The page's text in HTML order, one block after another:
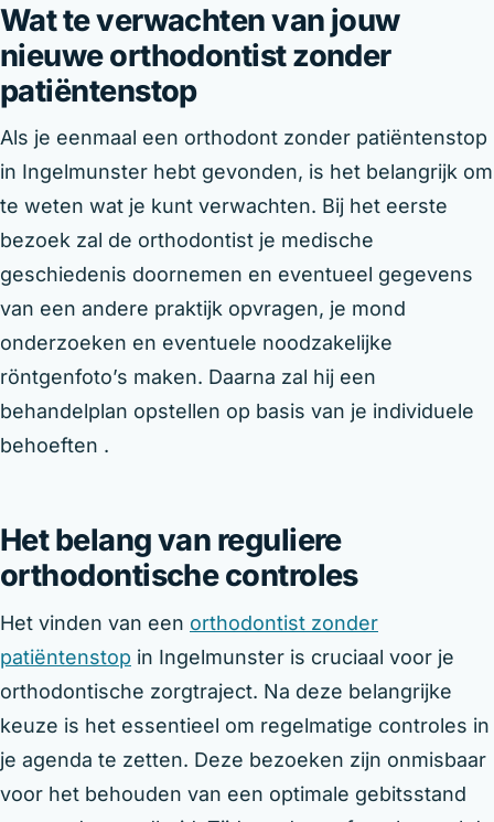
Wat te verwachten van jouw
nieuwe orthodontist zonder
patiëntenstop
Als je eenmaal een orthodont zonder patiëntenstop
in Ingelmunster hebt gevonden, is het belangrijk om
te weten wat je kunt verwachten. Bij het eerste
bezoek zal de orthodontist je medische
geschiedenis doornemen en eventueel gegevens
van een andere praktijk opvragen, je mond
onderzoeken en eventuele noodzakelijke
röntgenfoto’s maken. Daarna zal hij een
behandelplan opstellen op basis van je individuele
behoeften .
Het belang van reguliere
orthodontische controles
Het vinden van een orthodontist zonder
patiëntenstop in Ingelmunster is cruciaal voor je
orthodontische zorgtraject. Na deze belangrijke
keuze is het essentieel om regelmatige controles in
je agenda te zetten. Deze bezoeken zijn onmisbaar
voor het behouden van een optimale gebitsstand